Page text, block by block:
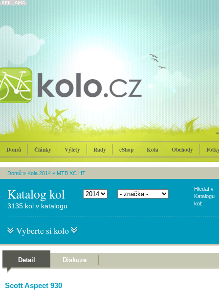
Domů Články Výlety Rady eShop Kola Obchody
Domů » Kola 2014 » MTB XC HT
Katalog kol
Hledat v
Katalogu
kol:
3135 kol v katalogu
Vyberte si kolo
Detail Diskuze
Scott Aspect 930